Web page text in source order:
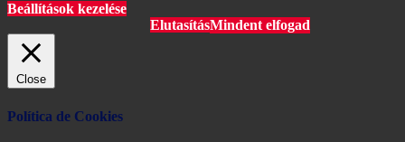
Beállítások kezelése
ElutasításMindent elfogad
Close
Política de Cookies